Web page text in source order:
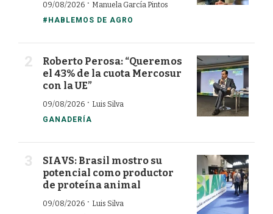
09/08/2026 · Manuela García Pintos
#HABLEMOS DE AGRO
Roberto Perosa: “Queremos
el 43% de la cuota Mercosur
con la UE”
09/08/2026 · Luis Silva
GANADERÍA
SIAVS: Brasil mostro su
potencial como productor
de proteína animal
09/08/2026 · Luis Silva